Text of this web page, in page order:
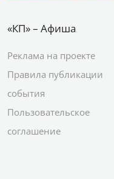
«КП» – Афиша
Реклама на проекте
Правила публикации
события
Пользовательское
соглашение